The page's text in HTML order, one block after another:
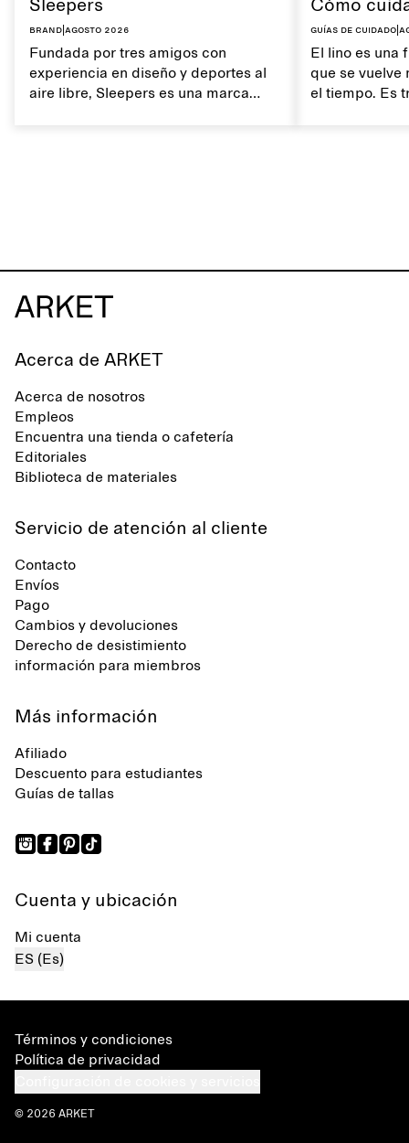
Sleepers
Brand agosto 2026
Fundada por tres amigos con
experiencia en diseño y deportes al
aire libre, Sleepers es una marca
Cómo
Guías de cuidado|
El lino es una
que se vuelve
el tiempo. Es
Acerca de ARKET
Acerca de nosotros
Empleos
Encuentra una tienda o cafetería
Editoriales
Biblioteca de materiales
Servicio de atención al cliente
Contacto
Envíos
Pago
Cambios y devoluciones
Derecho de desistimiento
información para miembros
Más información
Afiliado
Descuento para estudiantes
Guías de tallas
Cuenta y ubicación
Mi cuenta
ES (Es)
Términos y condiciones
Política de privacidad
© 2026 ARKET